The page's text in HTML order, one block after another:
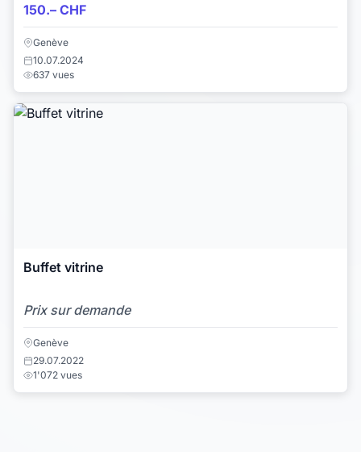
150.– CHF
Genève
10.07.2024
637 vues
Buffet vitrine
Prix sur demande
Genève
29.07.2022
1'072 vues